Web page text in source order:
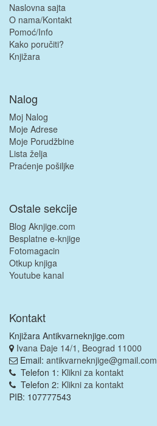
Naslovna sajta
O nama/Kontakt
Pomoć/Info
Kako poručiti?
Knjižara
Nalog
Moj Nalog
Moje Adrese
Moje Porudžbine
Lista želja
Praćenje pošiljke
Ostale sekcije
Blog Aknjige.com
Besplatne e-knjige
Fotomagacin
Otkup knjiga
Youtube kanal
Kontakt
Knjižara Antikvarneknjige.com
Ivana Đaje 14/1, Beograd 11000
Email: antikvarneknjige@gmail.com
Telefon 1: Klikni za kontakt
Telefon 2: Klikni za kontakt
PIB: 107777543